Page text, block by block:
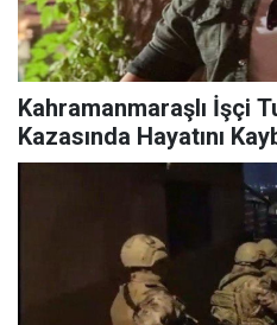
Kahramanmaraşlı İşçi
Kazasında Hayatını